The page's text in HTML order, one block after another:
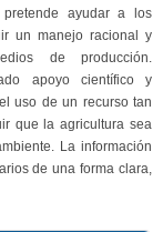
ayudar a los
un manejo racional y
de producción.
apoyo científico y
uso de un recurso tan
que la agricultura sea
La información
de una forma clara,